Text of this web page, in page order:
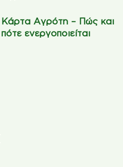
Κάρτα Αγρότη – Πώς και
πότε ενεργοποιείται